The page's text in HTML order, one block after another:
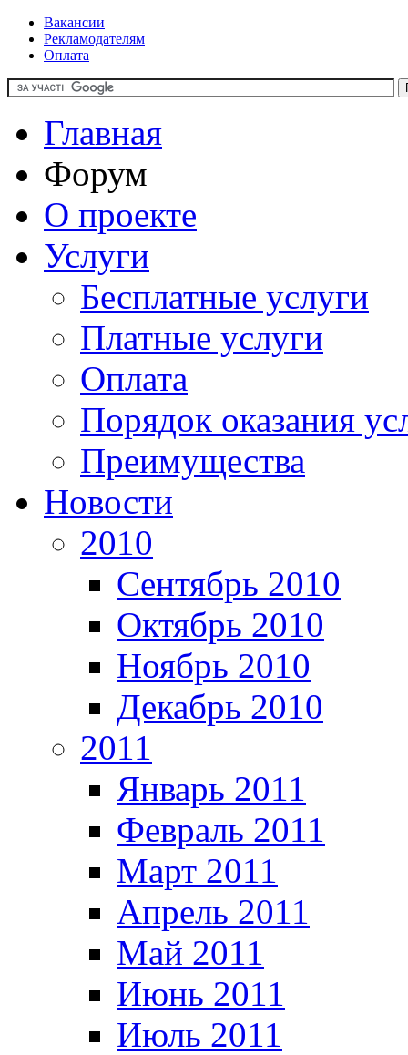
Вакансии
Рекламодателям
Оплата
Главная
Форум
О проекте
Услуги
Бесплатные услуги
Платные услуги
Оплата
Порядок оказания
Преимущества
Новости
2010
Сентябрь 2010
Октябрь 2010
Ноябрь 2010
Декабрь 2010
2011
Январь 2011
Февраль 2011
Март 2011
Апрель 2011
Май 2011
Июнь 2011
Июль 2011